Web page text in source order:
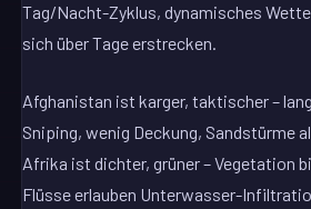
Tag/Nacht-Zyklus, dynamisches
sich über Tage erstrecken.
Afghanistan ist karger, taktischer –
Sniping, wenig Deckung, Sandstürme
Afrika ist dichter, grüner – Vegetation
Flüsse erlauben Unterwasser-